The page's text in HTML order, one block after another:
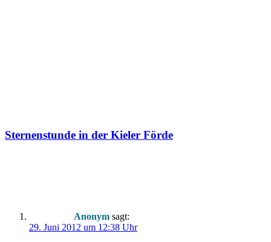
Sternenstunde in der Kieler Förde
Anonym sagt:
29. Juni 2012 um 12:38 Uhr